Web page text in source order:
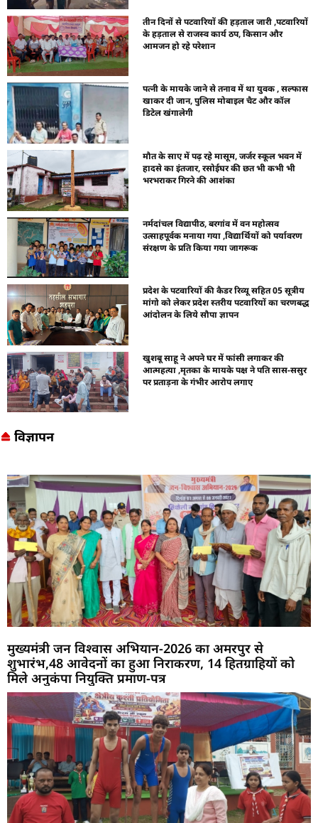
तीन दिनों से पटवारियों की हड़ताल जारी ,पटवारियों
के हड़ताल से राजस्व कार्य ठप, किसान और
आमजन हो रहे परेशान
पत्नी के मायके जाने से तनाव में था युवक , सल्फास
खाकर दी जान, पुलिस मोबाइल चैट और कॉल
डिटेल खंगालेगी
मौत के साए में पढ़ रहे मासूम, जर्जर स्कूल भवन में
हादसे का इंतजार, रसोईघर की छत भी कभी भी
भरभराकर गिरने की आशंका
नर्मदांचल विद्यापीठ, बरगांव में वन महोत्सव
उत्साहपूर्वक मनाया गया ,विद्यार्थियों को पर्यावरण
संरक्षण के प्रति किया गया जागरूक
प्रदेश के पटवारियों की कैडर रिव्यू सहित 05 सूत्रीय
मांगो को लेकर प्रदेश स्तरीय पटवारियों का चरणबद्ध
आंदोलन के लिये सौपा ज्ञापन
खुशबू साहू ने अपने घर में फांसी लगाकर की
आत्महत्या ,मृतका के मायके पक्ष ने पति सास-ससुर
पर प्रताड़ना के गंभीर आरोप लगाए
विज्ञापन
मुख्यमंत्री जन विश्वास अभियान-2026 का अमरपुर से
शुभारंभ,48 आवेदनों का हुआ निराकरण, 14 हितग्राहियों को
मिले अनुकंपा नियुक्ति प्रमाण-पत्र